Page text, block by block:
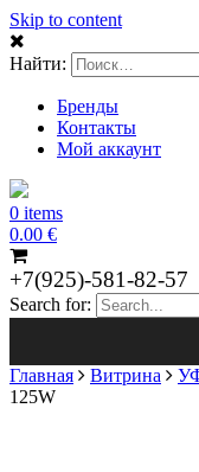
Skip to content
Найти:
Бренды
Контакты
Мой аккаунт
0 items
0.00 €
+7(925)-581-82-57
Search for:
Главная Витрина
125W